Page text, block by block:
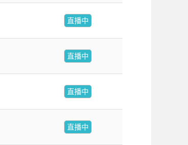
直播中
直播中
直播中
直播中